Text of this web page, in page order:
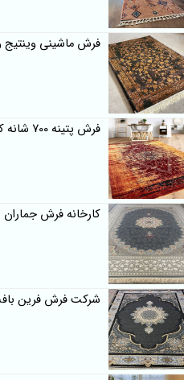
فرش ماشینی وینتیج و پتینه
فرش پتینه 700 شانه کهنه نما
کارخانه فرش جماران
شرکت فرش فرین بافت